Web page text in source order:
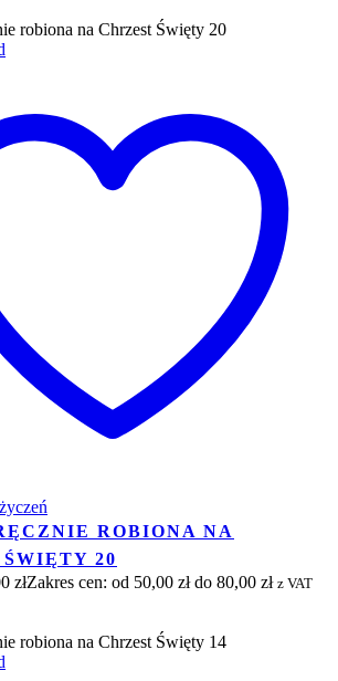
ROBIONA NA
20
złZakres cen: od 50,00 zł do 80,00 zł z VAT